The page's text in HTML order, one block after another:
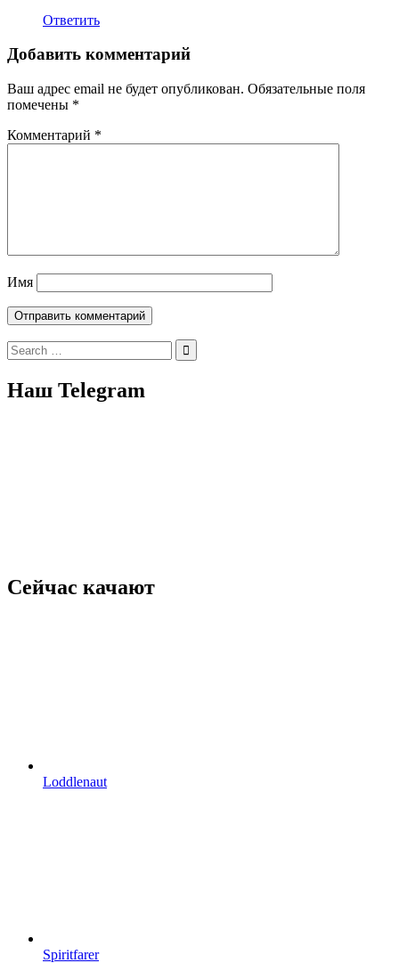
Ответить
Добавить комментарий
Ваш адрес email не будет опубликован. Обязательные поля
помечены *
Комментарий *
Имя
Search
for:
Наш Telegram
Сейчас качают
Loddlenaut
Spiritfarer